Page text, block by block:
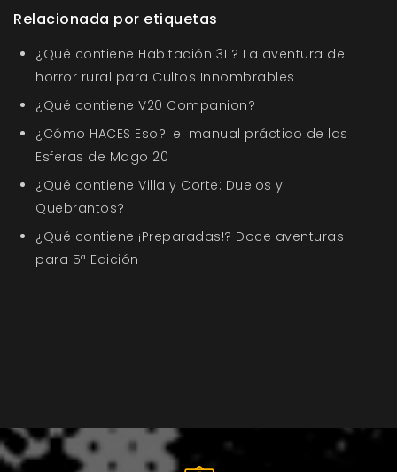
Relacionada por etiquetas
¿Qué contiene Habitación 311? La aventura de
horror rural para Cultos Innombrables
¿Qué contiene V20 Companion?
¿Cómo HACES Eso?: el manual práctico de las
Esferas de Mago 20
¿Qué contiene Villa y Corte: Duelos y
Quebrantos?
¿Qué contiene ¡Preparadas!? Doce aventuras
para 5ª Edición